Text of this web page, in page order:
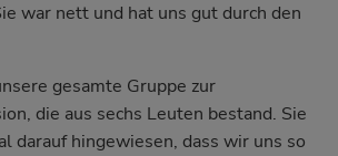
war nett und hat uns gut durch den
gesamte Gruppe zur
die aus sechs Leuten bestand. Sie
darauf hingewiesen, dass wir uns so